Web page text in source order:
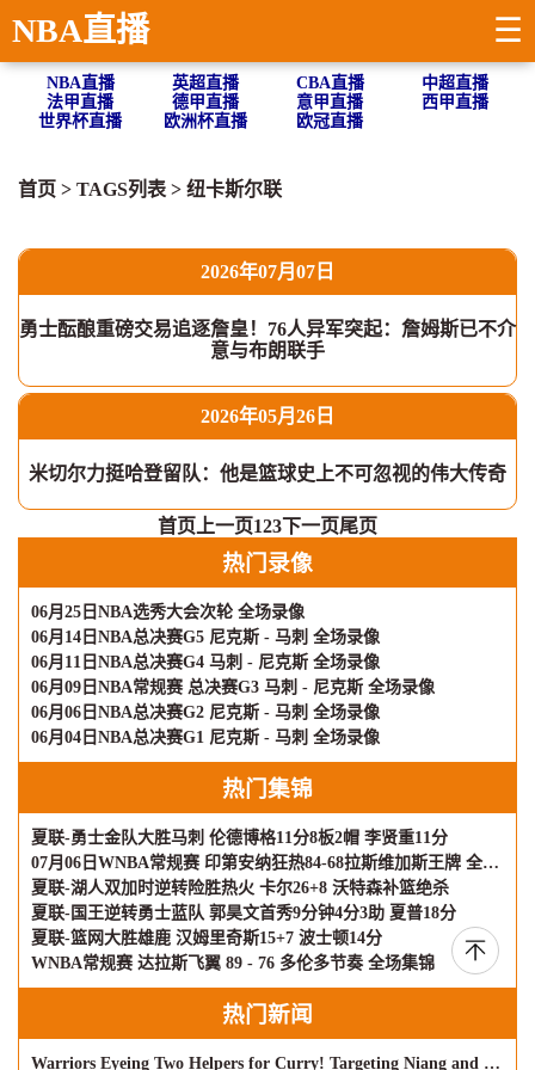
NBA直播 ☰
NBA直播 英超直播 CBA直播
中超直播
法甲直播
德甲直播 意甲直播
西甲直播
世界杯直播
欧洲杯直播 欧冠直播
首页 > TAGS列表 > 纽卡斯尔联
2026年07月07日
勇士酝酿重磅交易追逐詹皇！76人异军突起：詹姆斯已不介
意与布朗联手
2026年05月26日
米切尔力挺哈登留队：他是篮球史上不可忽视的伟大传奇
首页 上一页123下一页尾页
热门录像
06月25日NBA选秀大会次轮 全场录像
06月14日NBA总决赛G5 尼克斯 - 马刺 全场录像
06月11日NBA总决赛G4 马刺 - 尼克斯 全场录像
06月09日NBA常规赛 总决赛G3 马刺 - 尼克斯 全场录像
06月06日NBA总决赛G2 尼克斯 - 马刺 全场录像
06月04日NBA总决赛G1 尼克斯 - 马刺 全场录像
热门集锦
夏联-勇士金队大胜马刺 伦德博格11分8板2帽 李贤重11分
07月06日WNBA常规赛 印第安纳狂热84-68拉斯维加斯王牌 全场集锦
夏联-湖人双加时逆转险胜热火 卡尔26+8 沃特森补篮绝杀
夏联-国王逆转勇士蓝队 郭昊文首秀9分钟4分3助 夏普18分
夏联-篮网大胜雄鹿 汉姆里奇斯15+7 波士顿14分
WNBA常规赛 达拉斯飞翼 89 - 76 多伦多节奏 全场集锦
热门新闻
Warriors Eyeing Two Helpers for Curry! Targeting Niang and Olynyk – U.S. Media Hopes for Minimum Dea